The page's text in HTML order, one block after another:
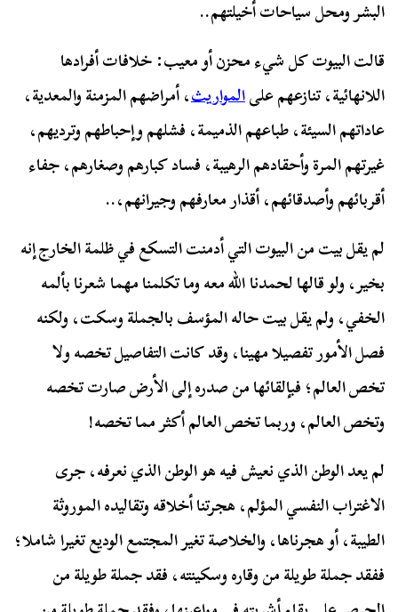
البشر ومحل سياحات أخيلتهم..
قالت البيوت كل شيء محزن أو معيب: خلافات أفرادها
اللانهائية، تنازعهم علىالمواريث، أمراضهم المزمنة والمعدية،
عاداتهم السيئة، طباعهم الذميمة، فشلهم وإحباطهم وترديهم،
غيرتهم المرة وأحقادهم الرهيبة، فساد كبارهم وصغارهم، جفاء
أقربائهم وأصدقائهم، أقذار معارفهم وجيرانهم،..
لم يقل بيت من البيوت التي أدمنت التسكع في ظلمة الخارج إنه
بخير، ولو قالها لحمدنا الله معه وما تكلمنا مهما شعرنا بألمه
الخفي، ولم يقل بيت حاله المؤسف بالجملة وسكت، ولكنه
فصل الأمور تفصيلا مهينا، وقد كانت التفاصيل تخصه ولا
تخص العالم؛ فبإلقائها من صدره إلى الأرض صارت تخصه
وتخص العالم، وربما تخص العالم أكثر مما تخصه!
لم يعد الوطن الذي نعيش فيه هو الوطن الذي نعرفه، جرى
الاغتراب النفسي المؤلم، هجرتنا أخلاقه وتقاليده الموروثة
الطيبة، أو هجرناها، والخلاصة تغير المجتمع الوديع تغيرا شاملا؛
ففقد جملة طويلة من وقاره وسكينته، فقد جملة طويلة من